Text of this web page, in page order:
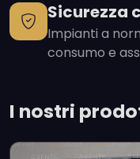
Sicurezza
Impianti a
consumo e
I nostri